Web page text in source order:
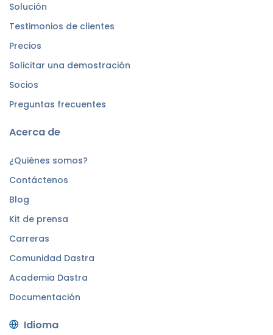
Solución
Testimonios de clientes
Precios
Solicitar una demostración
Socios
Preguntas frecuentes
Acerca de
¿Quiénes somos?
Contáctenos
Blog
Kit de prensa
Carreras
Comunidad Dastra
Academia Dastra
Documentación
Idioma